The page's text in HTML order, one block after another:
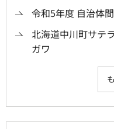
令和5年度 自治体
北海道中川町サテ
ガワ